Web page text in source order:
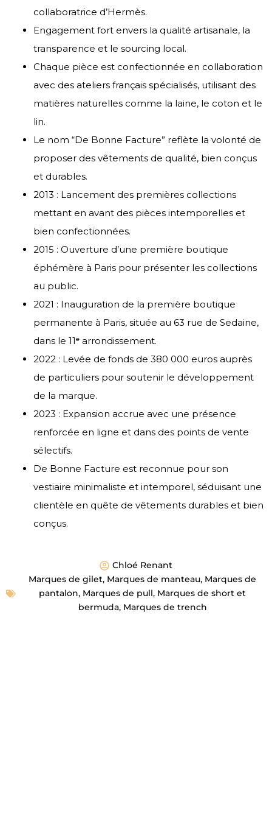
collaboratrice d’Hermès.
Engagement fort envers la qualité artisanale, la
transparence et le sourcing local.
Chaque pièce est confectionnée en collaboration
avec des ateliers français spécialisés, utilisant des
matières naturelles comme la laine, le coton et le
lin.
Le nom “De Bonne Facture” reflète la volonté de
proposer des vêtements de qualité, bien conçus
et durables.
2013 : Lancement des premières collections
mettant en avant des pièces intemporelles et
bien confectionnées.
2015 : Ouverture d’une première boutique
éphémère à Paris pour présenter les collections
au public.
2021 : Inauguration de la première boutique
permanente à Paris, située au 63 rue de Sedaine,
dans le 11ᵉ arrondissement.
2022 : Levée de fonds de 380 000 euros auprès
de particuliers pour soutenir le développement
de la marque.
2023 : Expansion accrue avec une présence
renforcée en ligne et dans des points de vente
sélectifs.
De Bonne Facture est reconnue pour son
vestiaire minimaliste et intemporel, séduisant une
clientèle en quête de vêtements durables et bien
conçus.
Chloé Renant
Marques de gilet, Marques de manteau, Marques de
pantalon, Marques de pull, Marques de short et
bermuda, Marques de trench